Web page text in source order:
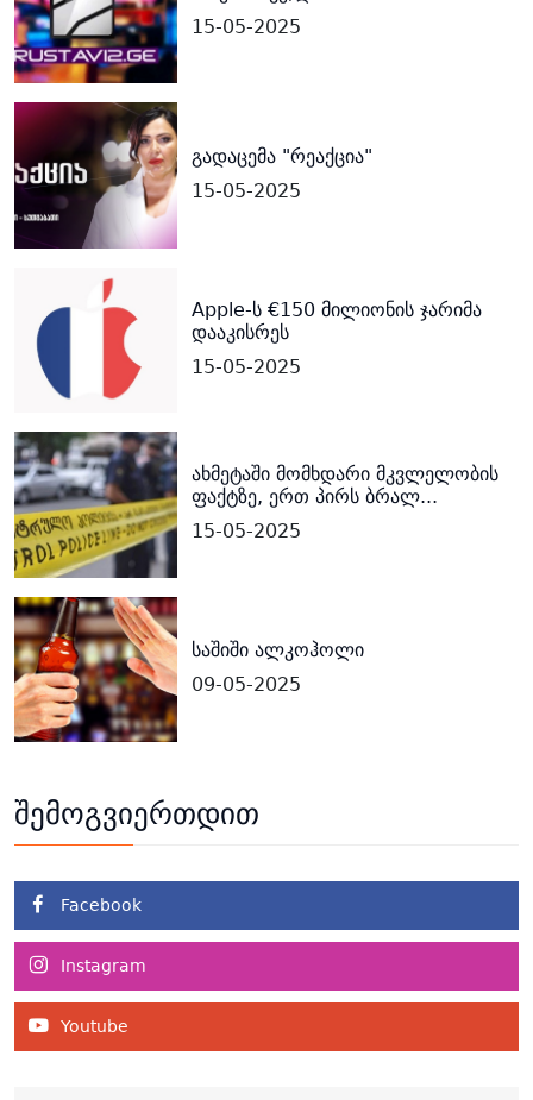
15-05-2025
გადაცემა "რეაქცია"
15-05-2025
Apple-ს €150 მილიონის ჯარიმა
დააკისრეს
15-05-2025
ახმეტაში მომხდარი მკვლელობის
ფაქტზე, ერთ პირს ბრალ...
15-05-2025
საშიში ალკოჰოლი
09-05-2025
შემოგვიერთდით
Facebook
Instagram
Youtube